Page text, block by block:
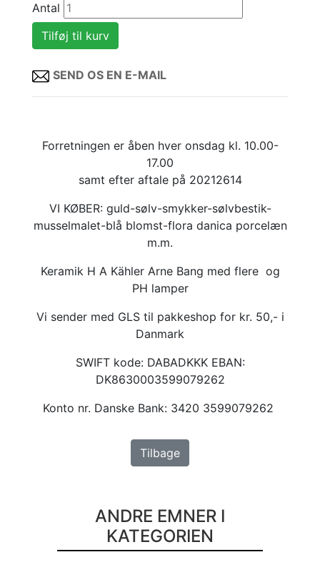
Antal
SEND OS EN E-MAIL
Forretningen er åben hver onsdag kl. 10.00-
17.00
samt efter aftale på 20212614
VI KØBER: guld-sølv-smykker-sølvbestik-
musselmalet-blå blomst-flora danica porcelæn
m.m.
Keramik H A Kähler Arne Bang med flere og
PH lamper
Vi sender med GLS til pakkeshop for kr. 50,- i
Danmark
SWIFT kode: DABADKKK EBAN:
DK8630003599079262
Konto nr. Danske Bank: 3420 3599079262
Tilbage
ANDRE EMNER I
KATEGORIEN